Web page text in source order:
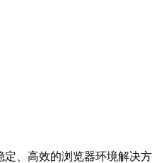
、高效的浏览器环境解决方